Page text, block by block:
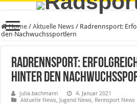
Home / Aktuelle News / Radrennsport:
den Nachwuchssportlern
Radrennsport:
hinter den
julia.bachmann
4. Januar 2021
Aktuelle News, Jugend News, Rennsport News